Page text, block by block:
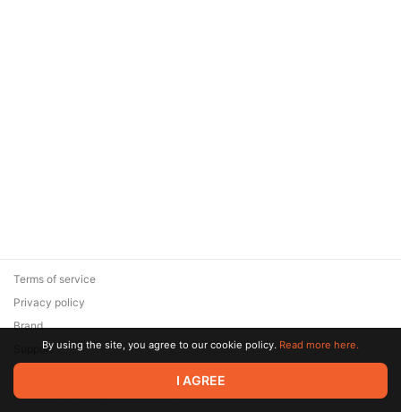
© 2026 Zaya Solutions Limited. All rights reserved. All trademarks
are the property of their respective owners.
Terms of service
Privacy policy
Brand
SupportBy using the site, you agree to our cookie policy. Read more here.
I AGREE